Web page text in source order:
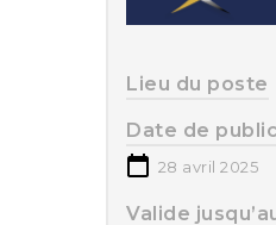
Lieu du poste
Date de
28 avril 2025
Valide